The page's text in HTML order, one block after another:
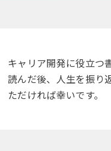
キャリア開発に役立つ
読んだ後、人生を振り
ただければ幸いです。